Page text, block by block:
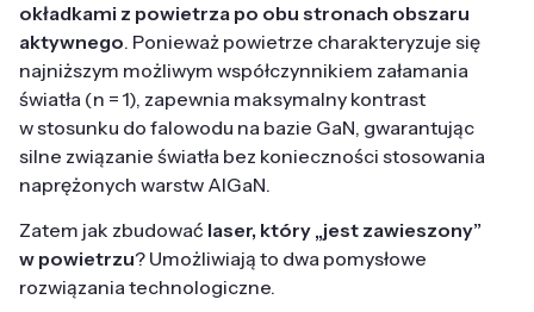
okładkami z powietrza po obu stronach obszaru
aktywnego. Ponieważ powietrze charakteryzuje się
najniższym możliwym współczynnikiem załamania
światła (n = 1), zapewnia maksymalny kontrast
w stosunku do falowodu na bazie GaN, gwarantując
silne związanie światła bez konieczności stosowania
naprężonych warstw AlGaN.
Zatem jak zbudować laser, który „jest zawieszony”
w powietrzu? Umożliwiają to dwa pomysłowe
rozwiązania technologiczne.